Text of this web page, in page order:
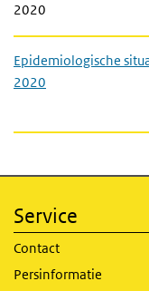
2020
Epidemiologische
2020
Service
Contact
Persinformatie